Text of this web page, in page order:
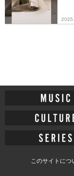
このサイトにつ